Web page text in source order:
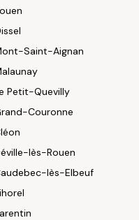
Saint-Aignan
Petit-Quevilly
Couronne
lès-Rouen
lès-Elbeuf